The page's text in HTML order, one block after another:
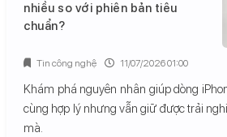
nhiều so với phiên bản tiêu
chuẩn?
Khám phá nguyên nhân giúp dòng
cùng hợp lý nhưng vẫn giữ được trải
mà.
Tin công nghệ 11/07/2026 01:00